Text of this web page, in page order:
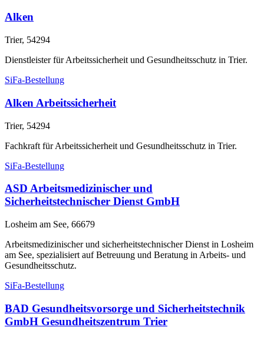
Alken
Trier, 54294
Dienstleister für Arbeitssicherheit und Gesundheitsschutz in Trier.
SiFa-Bestellung
Alken Arbeitssicherheit
Trier, 54294
Fachkraft für Arbeitssicherheit und Gesundheitsschutz in Trier.
SiFa-Bestellung
ASD Arbeitsmedizinischer und
Sicherheitstechnischer Dienst GmbH
Losheim am See, 66679
Arbeitsmedizinischer und sicherheitstechnischer Dienst in Losheim
am See, spezialisiert auf Betreuung und Beratung in Arbeits- und
Gesundheitsschutz.
SiFa-Bestellung
BAD Gesundheitsvorsorge und Sicherheitstechnik
GmbH Gesundheitszentrum Trier